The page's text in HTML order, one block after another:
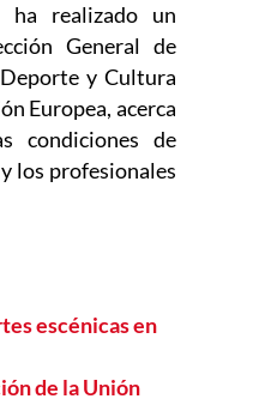
ha realizado un
General de
y Cultura
Europea, acerca
condiciones de
los profesionales
escénicas en
de la Unión